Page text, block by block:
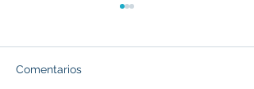
Comentarios